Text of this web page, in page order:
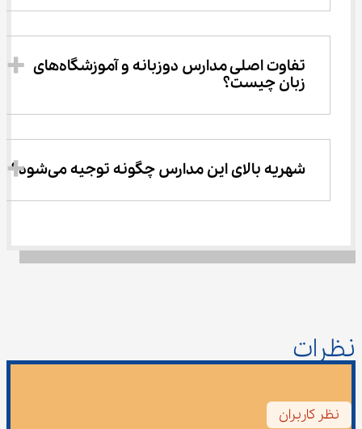
تفاوت اصلی مدارس دوزبانه و آموزشگاه‌های
زبان چیست؟
شهریه بالای این مدارس چگونه توجیه می‌شود؟
نظرات
نظر کاربران